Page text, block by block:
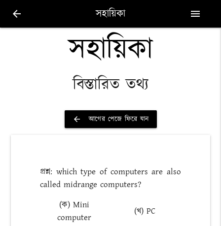
arrow_back সহায়িকা menu
সহায়িকা
বিস্তারিত তথ্য
arrow_back আগের পেজে ফিরে যান
প্রশ্ন: which type of computers are also
called midrange computers?
(ক) Mini
computer
(খ) PC